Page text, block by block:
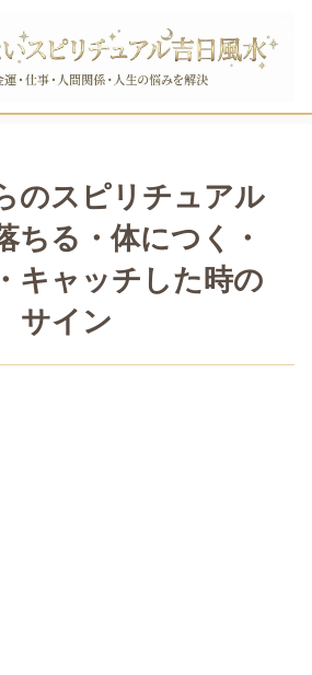
のスピリチュアル
ちる・体につく・
キャッチした時の
サイン